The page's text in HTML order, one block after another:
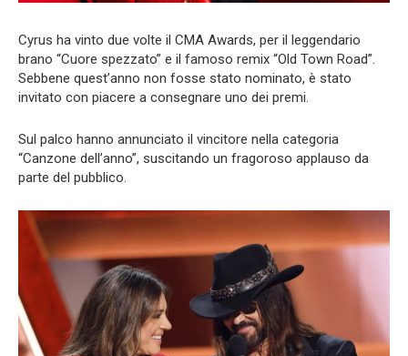
Cyrus ha vinto due volte il CMA Awards, per il leggendario
brano “Cuore spezzato” e il famoso remix “Old Town Road”.
Sebbene quest’anno non fosse stato nominato, è stato
invitato con piacere a consegnare uno dei premi.
Sul palco hanno annunciato il vincitore nella categoria
“Canzone dell’anno”, suscitando un fragoroso applauso da
parte del pubblico.